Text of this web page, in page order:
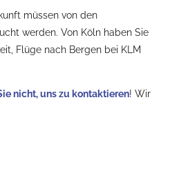
müssen von den
werden. Von Köln haben Sie
Flüge nach Bergen bei KLM
nicht, uns zu kontaktieren! Wir